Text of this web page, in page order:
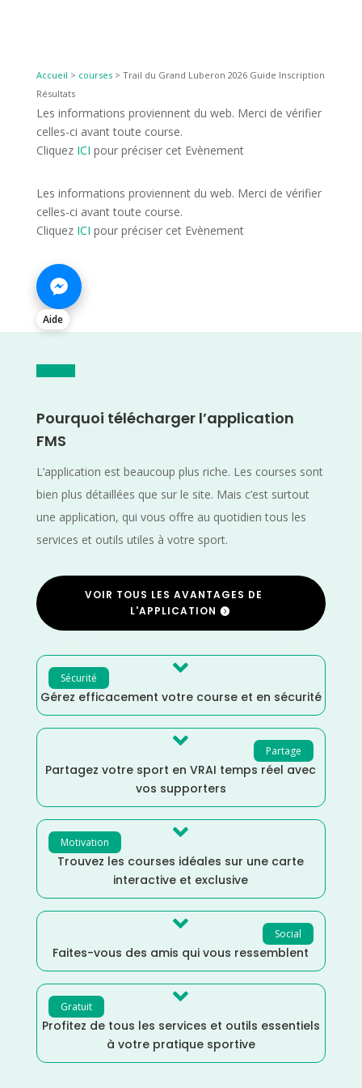
Accueil > courses> Trail du Grand Luberon 2026 Guide Inscription
Résultats
Les informations proviennent du web. Merci de vérifier
celles-ci avant toute course.
Cliquez ICI pour préciser cet Evènement
Les informations proviennent du web. Merci de vérifier
celles-ci avant toute course.
Cliquez ICI pour préciser cet Evènement
Aide
Pourquoi télécharger l’application
FMS
L’application est beaucoup plus riche. Les courses sont
bien plus détaillées que sur le site. Mais c’est surtout
une application, qui vous offre au quotidien tous les
services et outils utiles à votre sport.
VOIR TOUS LES AVANTAGES DE
L'APPLICATION
Sécurité 
Gérez efficacement votre course et en sécurité
Partage

Partagez votre sport en VRAI temps réel avec
vos supporters
Motivation 
Trouvez les courses idéales sur une carte
interactive et exclusive
Social

Faites-vous des amis qui vous ressemblent
Gratuit 
Profitez de tous les services et outils essentiels
à votre pratique sportive